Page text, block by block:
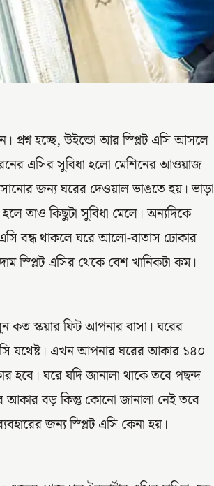
প্রশ্ন হচ্ছে, উইন্ডো আর স্প্লিট এসি আসলে
এসির সুবিধা হলো মেশিনের আওয়াজ
জন্য ঘরের দেওয়াল ভাঙতে হয়। ভাড়া
তাও কিছুটা সুবিধা মেলে। অন্যদিকে
বন্ধ থাকলে ঘরে আলো-বাতাস ঢোকার
স্প্লিট এসির থেকে বেশ খানিকটা কম।
কত স্কয়ার ফিট আপনার বাসা। ঘরের
যথেষ্ট। এখন আপনার ঘরের আকার ১৪০
হবে। ঘরে যদি জানালা থাকে তবে পছন্দ
আকার বড় কিন্তু কোনো জানালা নেই তবে
জন্য স্প্লিট এসি কেনা হয়।